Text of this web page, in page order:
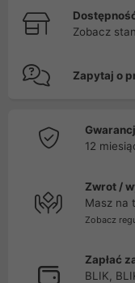
Zobacz
Zapytaj o
12
Zwrot /
Masz na
Zobacz
Zapłać
BLIK,